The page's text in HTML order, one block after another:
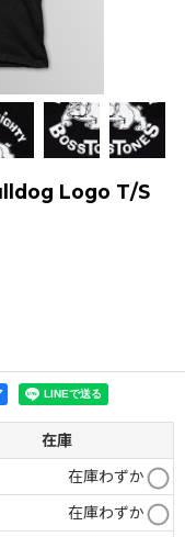
Logo T/S
在庫
在庫わずか
在庫わずか